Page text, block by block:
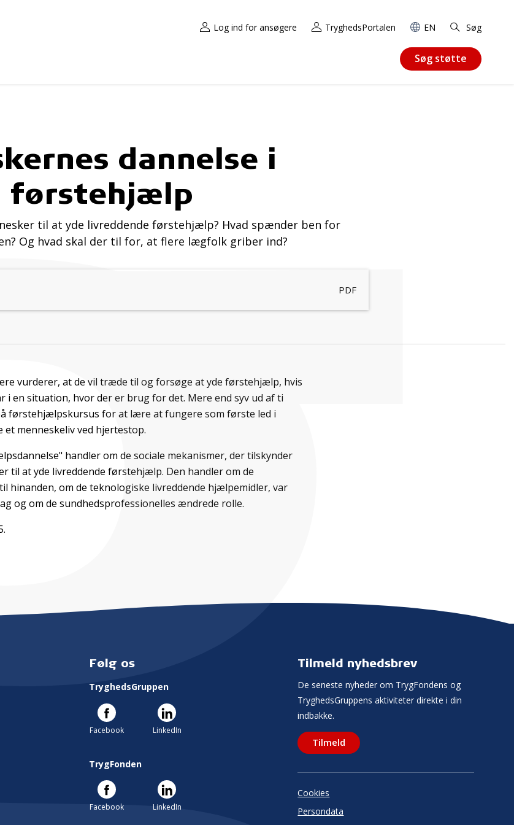
Log ind for ansøgere TryghedsPortalen EN Søg
Søg støtte
dannelse i
førstehjælp
til at yde livreddende førstehjælp? Hvad spænder ben for
Og hvad skal der til for, at flere lægfolk griber ind?
PDF
vurderer, at de vil træde til og forsøge at yde førstehjælp, hvis
i en situation, hvor der er brug for det. Mere end syv ud af ti
førstehjælpskursus for at lære at fungere som første led i
et menneskeliv ved hjertestop.
handler om de sociale mekanismer, der tilskynder
til at yde livreddende førstehjælp. Den handler om de
hinanden, om de teknologiske livreddende hjælpemidler, var
og om de sundhedsprofessionelles ændrede rolle.
Tilmeld nyhedsbrev
De seneste nyheder om TrygFondens og
TryghedsGruppens aktiviteter direkte i din
indbakke.
Tilmeld
Cookies
Persondata
Følg os
TryghedsGruppen
Facebook LinkedIn
TrygFonden
Facebook LinkedIn